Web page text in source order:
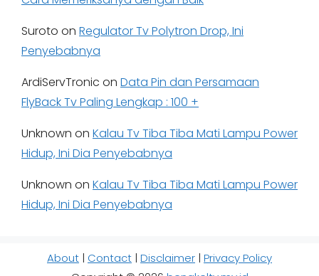
Suroto on Regulator Tv Polytron Drop, Ini
Penyebabnya
ArdiServTronic on Data Pin dan Persamaan
FlyBack Tv Paling Lengkap : 100 +
Unknown on Kalau Tv Tiba Tiba Mati Lampu Power
Hidup, Ini Dia Penyebabnya
Unknown on Kalau Tv Tiba Tiba Mati Lampu Power
Hidup, Ini Dia Penyebabnya
About | Contact | Disclaimer | Privacy Policy